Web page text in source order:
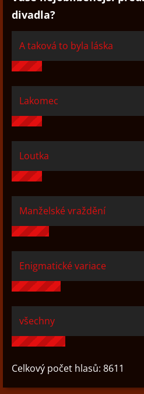
divadla?
A taková to byla láska
Lakomec
Loutka
Manželské vraždění
Enigmatické variace
všechny
Celkový počet hlasů: 8611